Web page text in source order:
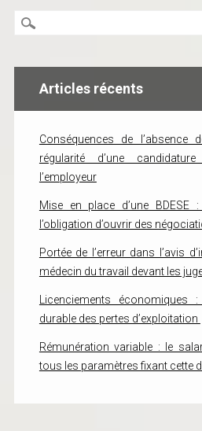
Articles récents
Conséquences de l’absence
régularité d’une
l’employeur
Mise en place d’une BDESE :
l’obligation d’ouvrir des
Portée de l’erreur dans l’avis
médecin du travail devant les
Licenciements économiques
durable des pertes d’exploitation
Rémunération variable : le
tous les paramètres fixant cette